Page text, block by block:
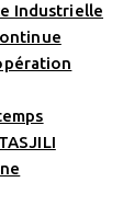
Industrielle